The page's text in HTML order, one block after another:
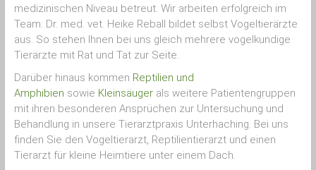
medizinischen Niveau betreut. Wir arbeiten erfolgreich im
Team: Dr. med. vet. Heike Reball bildet selbst Vogeltierärzte
aus. So stehen Ihnen bei uns gleich mehrere vogelkundige
Tierärzte mit Rat und Tat zur Seite.
Darüber hinaus kommen Reptilien und
Amphibien sowie Kleinsäugerals weitere Patientengruppen
mit ihren besonderen Ansprüchen zur Untersuchung und
Behandlung in unsere Tierarztpraxis Unterhaching. Bei uns
finden Sie den Vogeltierarzt, Reptilientierarzt und einen
Tierarzt für kleine Heimtiere unter einem Dach.